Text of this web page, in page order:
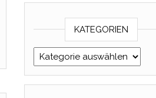
KATEGORIEN
Kategorien